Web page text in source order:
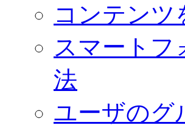
コンテンツ
スマートフ
法
ユーザのグ